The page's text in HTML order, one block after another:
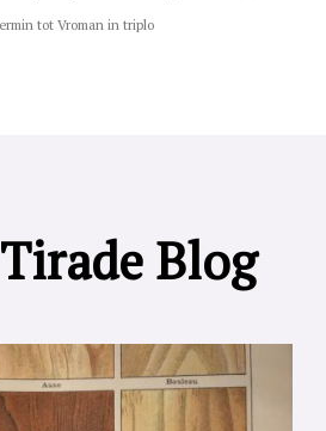
tot Vroman in triplo
Blog